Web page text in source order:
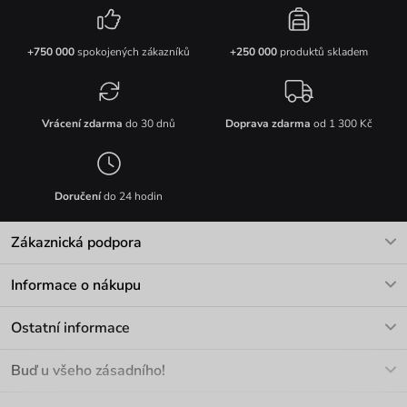
+750 000spokojených zákazníků +250 000produktů skladem
Vrácení zdarma do 30 dnů Doprava zdarma od 1 300 Kč
Doručenído 24 hodin
Zákaznická podpora
Informace o nákupu
Materiály a údržba
Ostatní informace
Buď u všeho zásadního!